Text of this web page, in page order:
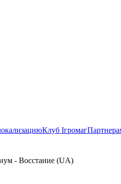
Клуб Ігромаг
- Восстание (UA)